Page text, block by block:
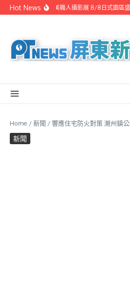
Skip to content
Hot News潮州之美職人攝影展 8/8日式園區
Home /新聞 /響應住宅防火對策 潮州鎮
新聞